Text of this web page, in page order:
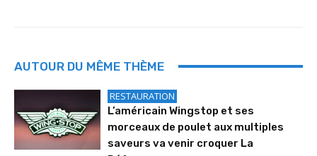
AUTOUR DU MÊME THÈME
RESTAURATION
L’américain Wingstop et ses
morceaux de poulet aux multiples
saveurs va venir croquer La